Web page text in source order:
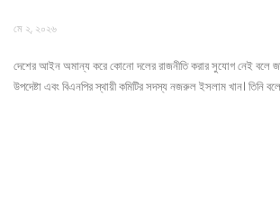
মে ২, ২০২৬
দেশের আইন অমান্য করে কোনো দলের রাজনীতি করার সুযোগ নেই বলে
উপদেষ্টা এবং বিএনপির স্থায়ী কমিটির সদস্য নজরুল ইসলাম খান। তিনি